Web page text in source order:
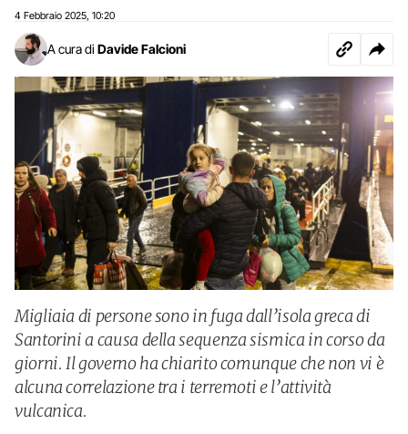
4 Febbraio 2025 10:20
A cura di Davide Falcioni
Migliaia di persone sono in fuga dall’isola greca di
Santorini a causa della sequenza sismica in corso da
giorni. Il governo ha chiarito comunque che non vi è
alcuna correlazione tra i terremoti e l’attività
vulcanica.